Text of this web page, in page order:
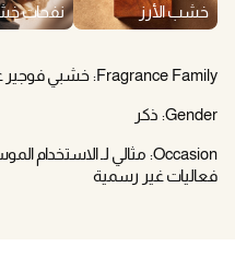
خشب الأرز نفحات
Fragrance Family: خشبي
Gender: ذكر
Occasion: مثالي لـ الاستخدام
فعاليات غير رسمية